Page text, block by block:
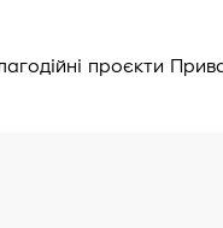
проєкти